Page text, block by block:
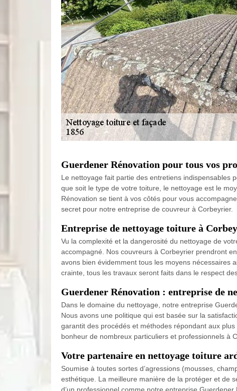
Guerdener Rénovation pour tous vos
Le nettoyage fait partie des entretiens indispensables
que soit le type de votre toiture, le nettoyage est le
Rénovation se tient à vos côtés pour vous
secret pour notre entreprise de couvreur à Corbeyrier.
Entreprise de nettoyage toiture à
Vu la complexité et la dangerosité du nettoyage de
accompagné. Nos couvreurs à Corbeyrier prendront
avons bien évidemment tous les moyens nécessaires
crainte, tous les travaux seront faits dans le respect
Guerdener Rénovation : entreprise de
Dans le domaine du nettoyage, notre entreprise
Nous avons une politique qui est basée sur la
garantit des procédés et méthodes répondant aux
bonheur de nombreux particuliers et professionnels à
Votre partenaire en nettoyage toiture
Soumise à toutes sortes d’agressions (mousses,
esthétique. La meilleure manière de la protéger et de